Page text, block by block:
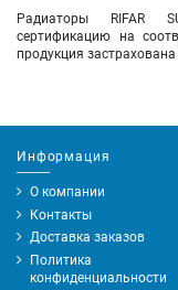
Радиаторы RIFAR
сертификацию на
продукция
Информация
О компании
Контакты
Доставка заказов
Политика
конфиденциальности